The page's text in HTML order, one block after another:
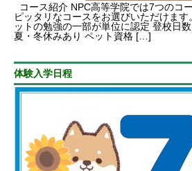
コース紹介 NPC高等学院では7つのコ
ピッタリなコースをお選びいただけま
ットの勉強の一部が単位に認定 登校日
夏・冬休みあり ペット資格 […]
体験入学日程